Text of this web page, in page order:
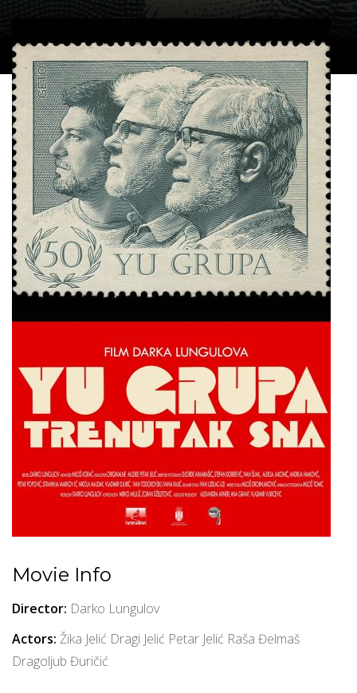
Movie Info
Director: Darko Lungulov
Actors: Žika Jelić Dragi Jelić Petar Jelić Raša Đelmaš
Dragoljub Đuričić